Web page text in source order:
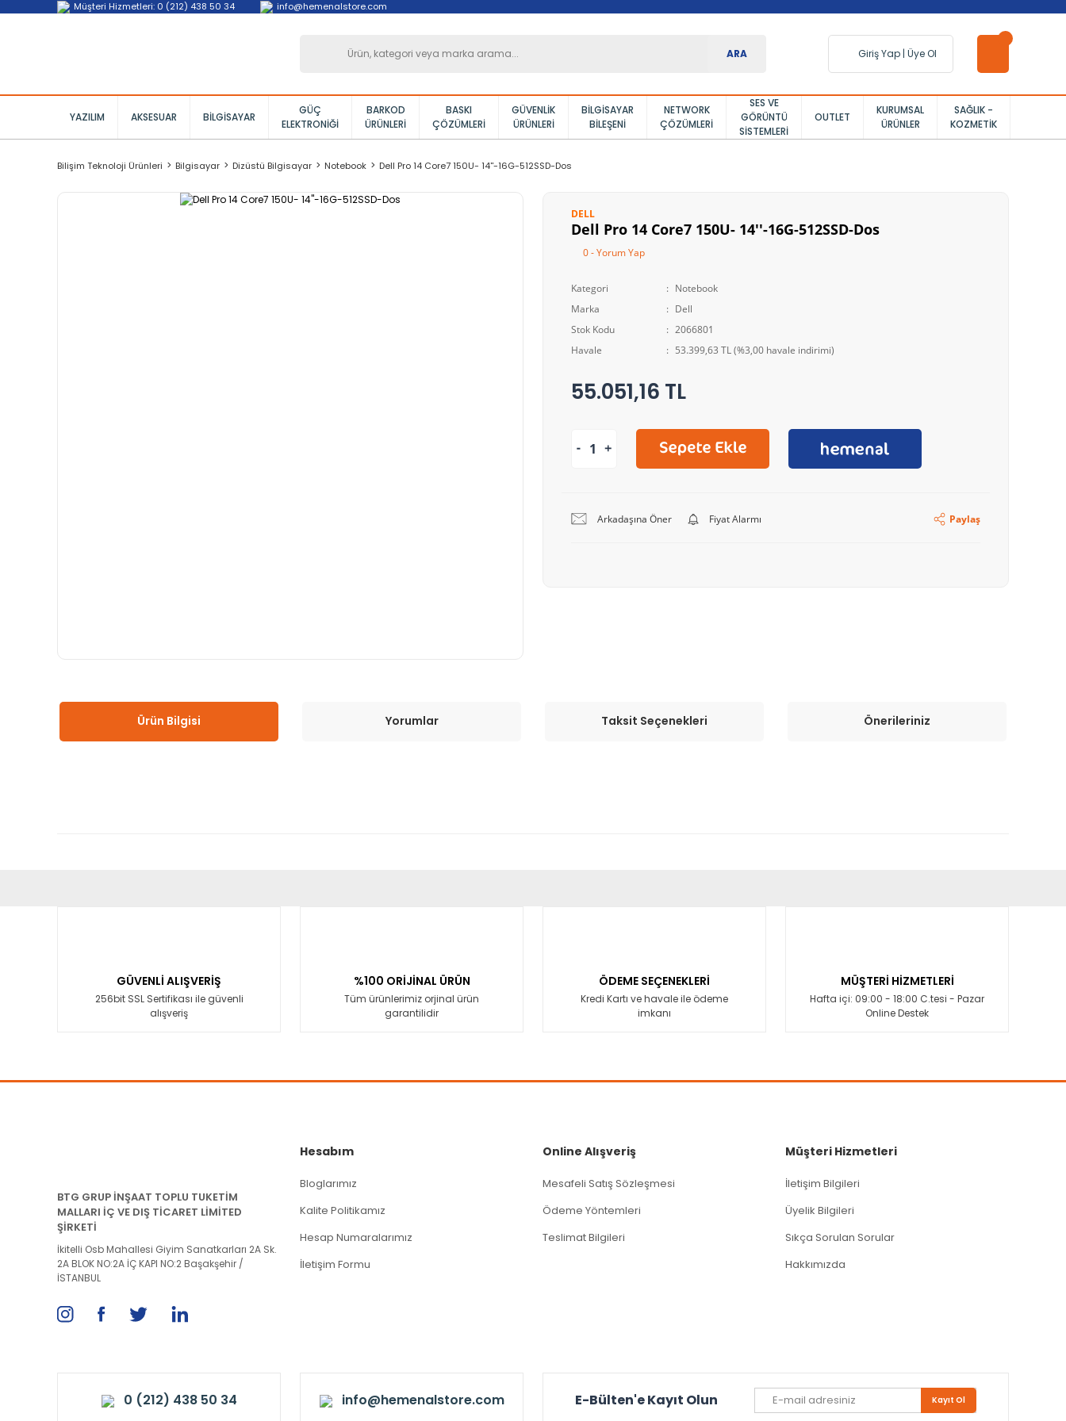
Müşteri Hizmetleri: 0 (212) 438 50 34 info@hemenalstore.com
ARA Giriş Yap | Üye Ol
YAZILIM AKSESUAR BILGISAYAR
GÜÇ
ELEKTRONIĞI
BARKOD
ÜRÜNLERI
BASKI
ÇÖZÜMLERI
GÜVENLIK
ÜRÜNLERI
BILGISAYAR
BILEŞENI
NETWORK
ÇÖZÜMLERI
SES VE
GÖRÜNTÜ
SISTEMLERI
OUTLET
KURUMSAL
ÜRÜNLER
SAĞLIK -
KOZMETIK
Bilişim Teknoloji Ürünleri Bilgisayar Dizüstü Bilgisayar Notebook Dell Pro 14 Core7 150U- 14''-16G-512SSD-Dos
DELL
Dell Pro 14 Core7 150U- 14''-16G-512SSD-Dos
0 - Yorum Yap
Kategori
Notebook
Marka
Dell
Stok Kodu
2066801
Havale
53.399,63 TL (%3,00 havale indirimi)
55.051,16 TL
Arkadaşına Öner Fiyat Alarmı Paylaş
Ürün Bilgisi Yorumlar Taksit Seçenekleri Önerileriniz
Ürün bilgilerinde hatalar bulunuyor.
Ürün fiyatı diğer sitelerden daha pahalı.
GÜVENLİ ALIŞVERİŞ
256bit SSL Sertifikası ile güvenli
alışveriş
%100 ORİJİNAL ÜRÜN
Tüm ürünlerimiz orjinal ürün
garantilidir
ÖDEME SEÇENEKLERİ
Kredi Kartı ve havale ile ödeme
imkanı
MÜŞTERİ HİZMETLERİ
Hafta içi: 09:00 - 18:00 C.tesi - Pazar
Online Destek
BTG GRUP İNŞAAT TOPLU TUKETİM
MALLARI İÇ VE DIŞ TİCARET LİMİTED
ŞİRKETİ
İkitelli Osb Mahallesi Giyim Sanatkarları 2A Sk.
2A BLOK NO:2A İÇ KAPI NO:2 Başakşehir /
İSTANBUL
Hesabım
Bloglarımız
Kalite Politikamız
Hesap Numaralarımız
İletişim Formu
Online Alışveriş
Mesafeli Satış Sözleşmesi
Ödeme Yöntemleri
Teslimat Bilgileri
Müşteri Hizmetleri
İletişim Bilgileri
Üyelik Bilgileri
Sıkça Sorulan Sorular
Hakkımızda
0 (212) 438 50 34 info@hemenalstore.com E-Bülten'e Kayıt Olun Kayıt Ol